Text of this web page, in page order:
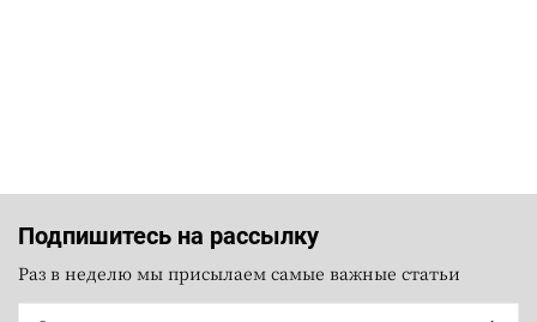
Подпишитесь на рассылку
Раз в неделю мы присылаем самые важные статьи